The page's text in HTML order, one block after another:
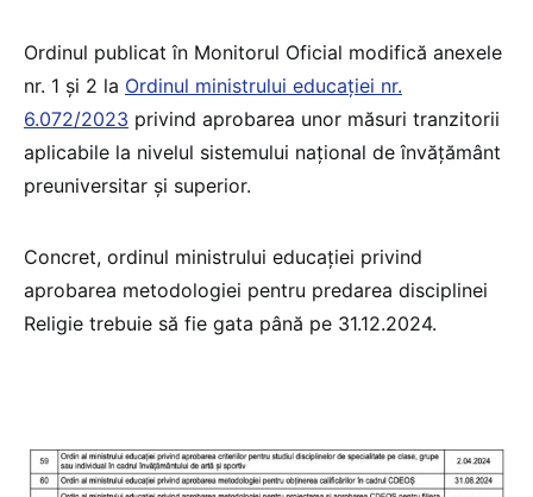
Ordinul publicat în Monitorul Oficial modifică anexele
nr. 1 și 2 la Ordinul ministrului educației nr.
6.072/2023 privind aprobarea unor măsuri tranzitorii
aplicabile la nivelul sistemului național de învățământ
preuniversitar și superior.
Concret, ordinul ministrului educației privind
aprobarea metodologiei pentru predarea disciplinei
Religie trebuie să fie gata până pe 31.12.2024.